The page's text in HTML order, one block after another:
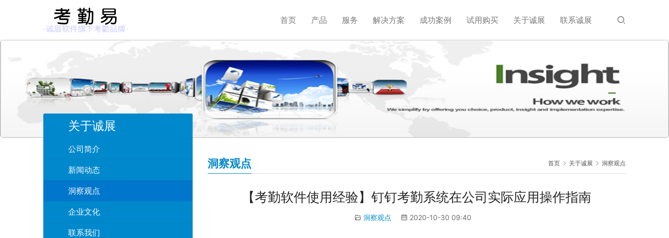
首页 产品 服务 解决方案 成功案例 试用购买 关于诚展 联系诚展
首页 关于诚展 洞察观点
洞察观点
【考勤软件使用经验】钉钉考勤系统在公司实际应用操作指南
洞察观点 2020-10-30 09:40
关于诚展
公司简介
新闻动态
洞察观点
企业文化
联系我们